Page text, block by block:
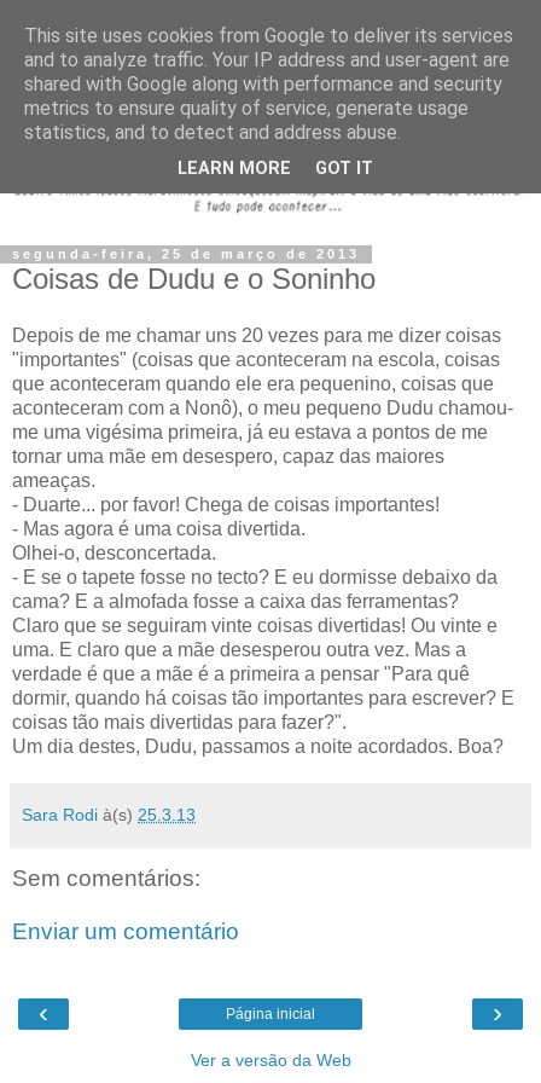
segunda-feira, 25 de março de 2013
Coisas de Dudu e o Soninho
Depois de me chamar uns 20 vezes para me dizer coisas
"importantes" (coisas que aconteceram na escola, coisas
que aconteceram quando ele era pequenino, coisas que
aconteceram com a Nonô), o meu pequeno Dudu chamou-
me uma vigésima primeira, já eu estava a pontos de me
tornar uma mãe em desespero, capaz das maiores
ameaças.
- Duarte... por favor! Chega de coisas importantes!
- Mas agora é uma coisa divertida.
Olhei-o, desconcertada.
- E se o tapete fosse no tecto? E eu dormisse debaixo da
cama? E a almofada fosse a caixa das ferramentas?
Claro que se seguiram vinte coisas divertidas! Ou vinte e
uma. E claro que a mãe desesperou outra vez. Mas a
verdade é que a mãe é a primeira a pensar "Para quê
dormir, quando há coisas tão importantes para escrever? E
coisas tão mais divertidas para fazer?".
Um dia destes, Dudu, passamos a noite acordados. Boa?
Sara Rodi à(s) 25.3.13
Sem comentários:
Enviar um comentário
‹ ›
Página inicial
Ver a versão da Web
This site uses cookies from Google to deliver its services
and to analyze traffic. Your IP address and user-agent are
shared with Google along with performance and security
metrics to ensure quality of service, generate usage
statistics, and to detect and address abuse.
LEARN MORE GOT IT